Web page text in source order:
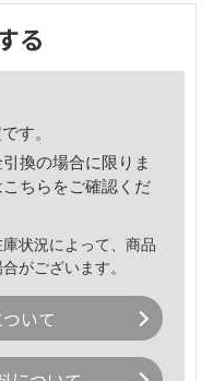
る
す。
換の場合に限りま
こちら をご確認くだ
状況によって、商品
がございます。
いて